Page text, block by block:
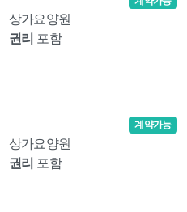
상가요양원
권리 포함
상가요양원
권리 포함
계약가능